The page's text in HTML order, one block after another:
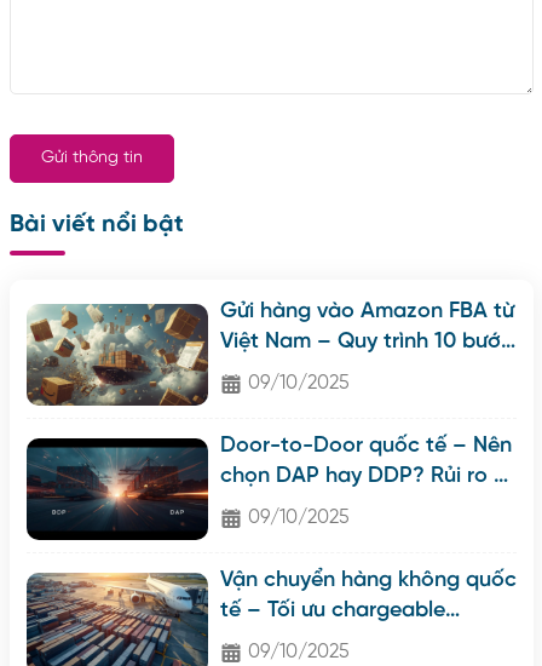
Gửi thông tin
Bài viết nổi bật
Gửi hàng vào Amazon FBA từ
Việt Nam – Quy trình 10 bước
& bộ hồ sơ không thể thiếu
09/10/2025
Door-to-Door quốc tế – Nên
chọn DAP hay DDP? Rủi ro &
cách tối ưu với AMI Shipping
09/10/2025
Vận chuyển hàng không quốc
tế – Tối ưu chargeable
weight & rút ngắn lead time
09/10/2025